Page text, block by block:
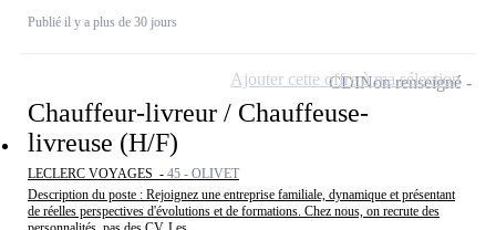
Publié il y a plus de 30 jours
Chauffeur-livreur / Chauffeuse-
livreuse (H/F)
LECLERC VOYAGES - 45 - OLIVET
Description du poste : Rejoignez une entreprise familiale, dynamique et présentant
de réelles perspectives d'évolutions et de formations. Chez nous, on recrute des
CDINon renseigné
Ajouter cette offre à ma sélection